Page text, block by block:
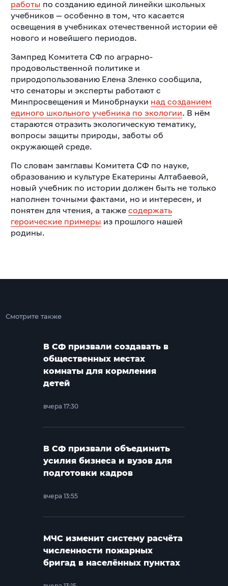
работы по созданию единой линейки школьных
учебников — особенно в том, что касается
освещения в учебниках отечественной истории её
нового и новейшего периодов.
Зампред Комитета СФ по аграрно-
продовольственной политике и
природопользованию Елена Зленко сообщила,
что сенаторы и эксперты работают с
Минпросвещения и Минобрнауки над созданием
единого школьного учебника по экологии. В нём
стараются отразить экологическую тематику,
вопросы защиты природы, заботы об
окружающей среде.
По словам замглавы Комитета СФ по науке,
образованию и культуре Екатерины Алтабаевой,
новый учебник по истории должен быть не только
наполнен точными фактами, но и интересен, и
понятен для чтения, а также содержать
героические примеры из прошлого нашей
родины.
Смотрите также
В СФ призвали создавать в
общественных местах
комнаты для кормления
детей
вчера 17:30
В СФ призвали объединить
усилия бизнеса и вузов для
подготовки кадров
вчера 13:55
МЧС изменит систему расчёта
численности пожарных
бригад в населённых пунктах